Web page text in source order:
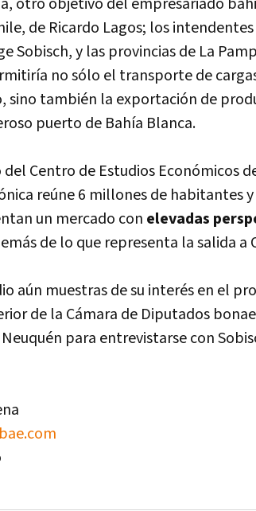
de Ricardo Lagos; los
Sobisch, y las provincias de La
no sólo el transporte de
sino también la exportación de
puerto de Bahí­a Blanca.
Centro de Estudios Económicos
reúne 6 millones de habitantes
un mercado con elevadas
de lo que representa la salida a
aún muestras de su interés en el
de la Cámara de Diputados
para entrevistarse con